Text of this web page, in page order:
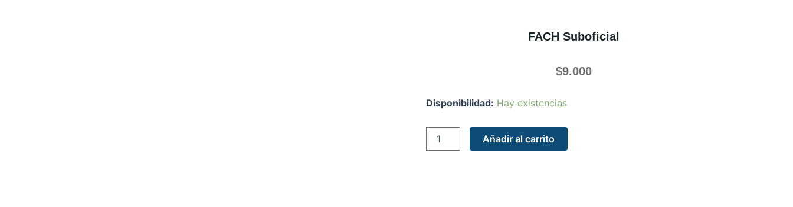
FACH Suboficial
$9.000
Disponibilidad: Hay existencias
FACH
Suboficial
Añadir al carrito